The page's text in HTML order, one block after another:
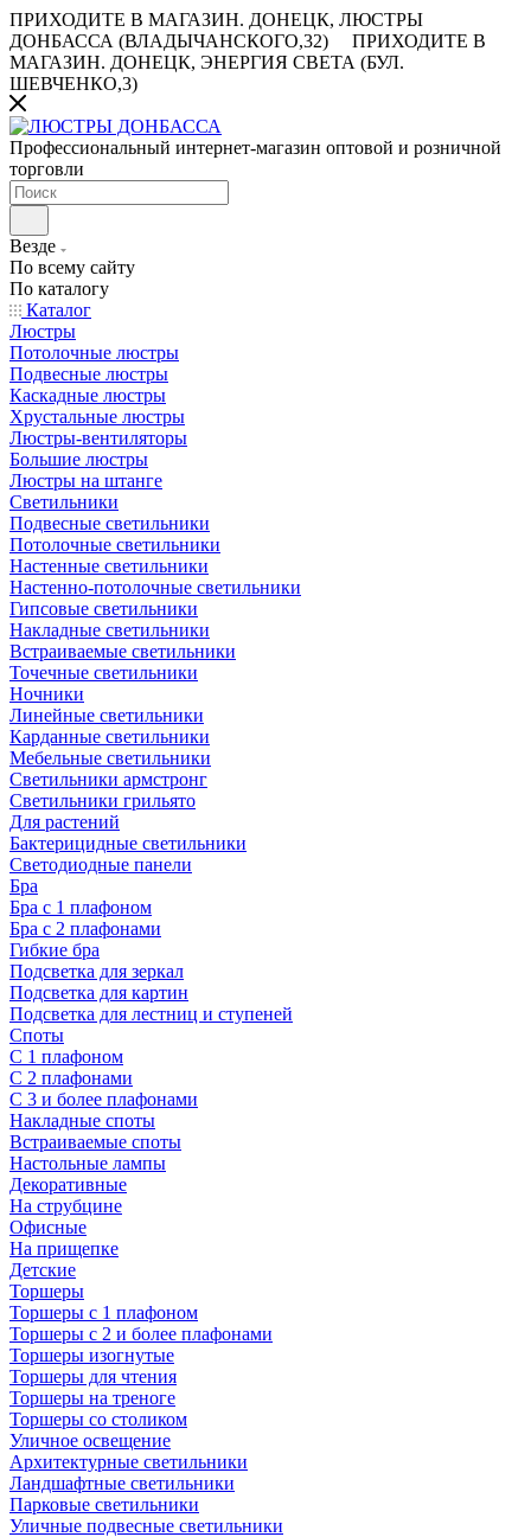
ПРИХОДИТЕ В МАГАЗИН. ДОНЕЦК, ЛЮСТРЫ
ДОНБАССА (ВЛАДЫЧАНСКОГО,32)
ПРИХОДИТЕ В
МАГАЗИН. ДОНЕЦК, ЭНЕРГИЯ СВЕТА (БУЛ.
ШЕВЧЕНКО,3)
Профессиональный интернет-магазин оптовой и розничной
торговли
Везде
По всему сайту
По каталогу
Каталог
Люстры
Потолочные люстры
Подвесные люстры
Каскадные люстры
Хрустальные люстры
Люстры-вентиляторы
Большие люстры
Люстры на штанге
Светильники
Подвесные светильники
Потолочные светильники
Настенные светильники
Настенно-потолочные светильники
Гипсовые светильники
Накладные светильники
Встраиваемые светильники
Точечные светильники
Ночники
Линейные светильники
Карданные светильники
Мебельные светильники
Светильники армстронг
Светильники грильято
Для растений
Бактерицидные светильники
Светодиодные панели
Бра
Бра с 1 плафоном
Бра с 2 плафонами
Гибкие бра
Подсветка для зеркал
Подсветка для картин
Подсветка для лестниц и ступеней
Споты
С 1 плафоном
С 2 плафонами
С 3 и более плафонами
Накладные споты
Встраиваемые споты
Настольные лампы
Декоративные
На струбцине
Офисные
На прищепке
Детские
Торшеры
Торшеры с 1 плафоном
Торшеры с 2 и более плафонами
Торшеры изогнутые
Торшеры для чтения
Торшеры на треноге
Торшеры со столиком
Уличное освещение
Архитектурные светильники
Ландшафтные светильники
Парковые светильники
Уличные подвесные светильники